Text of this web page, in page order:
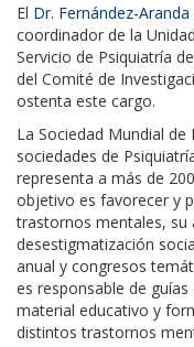
El Dr. Fernández-Aranda
coordinador de la
Servicio de Psiquiatría
del Comité de
ostenta este cargo.
La Sociedad Mundial
sociedades de
representa a más de
objetivo es favorecer y
trastornos mentales, su
desestigmatización
anual y congresos
es responsable de
material educativo y
distintos trastornos